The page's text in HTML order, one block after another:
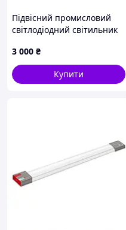
Підвісний промисловий
світлодіодний світильник
HIGHBAY 100W 850 IP65 BL
03
3 000 ₴
Купити